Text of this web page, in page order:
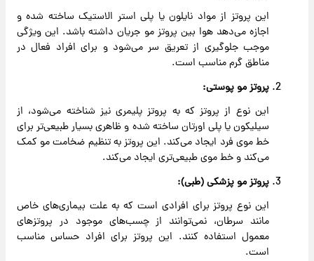
این پروتز از مواد نایلون یا پلی استر الاستیک ساخته شده و
اجازه می‌دهد هوا بین پروتز مو جریان داشته باشد. این ویژگی
موجب جلوگیری از تعریق سر می‌شود و برای افراد فعال در
مناطق گرم مناسب است.
پروتز مو پوستی:
این نوع از پروتز که به پروتز پلیمری نیز شناخته می‌شود، از
سیلیکون یا پلی اورتان ساخته شده و ظاهری بسیار طبیعی‌تر برای
خط موی فرد ایجاد می‌کند. این پروتز به تنظیم ضخامت مو کمک
می‌کند و خط موی طبیعی‌تری ایجاد می‌کند.
پروتز مو پزشکی (طبی):
این نوع پروتز برای افرادی است که به علت بیماری‌های خاص
مانند سرطان، نمی‌توانند از چسب‌های موجود در پروتزهای
معمول استفاده کنند. این پروتز برای افراد حساس مناسب
است.